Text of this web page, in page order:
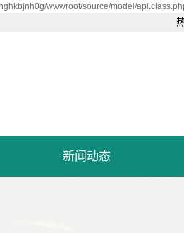
wwwroot/source/model/
新闻动态